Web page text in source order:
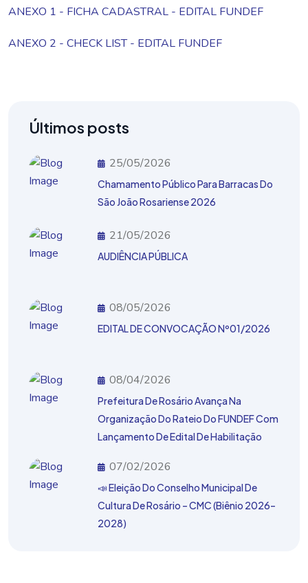
ANEXO 1 - FICHA CADASTRAL - EDITAL FUNDEF
ANEXO 2 - CHECK LIST - EDITAL FUNDEF
Últimos posts
25/05/2026
Chamamento Público Para Barracas Do
São João Rosariense 2026
21/05/2026
AUDIÊNCIA PÚBLICA
08/05/2026
EDITAL DE CONVOCAÇÃO Nº01/2026
08/04/2026
Prefeitura De Rosário Avança Na
Organização Do Rateio Do FUNDEF Com
Lançamento De Edital De Habilitação
07/02/2026
📣 Eleição Do Conselho Municipal De
Cultura De Rosário – CMC (Biênio 2026–
2028)